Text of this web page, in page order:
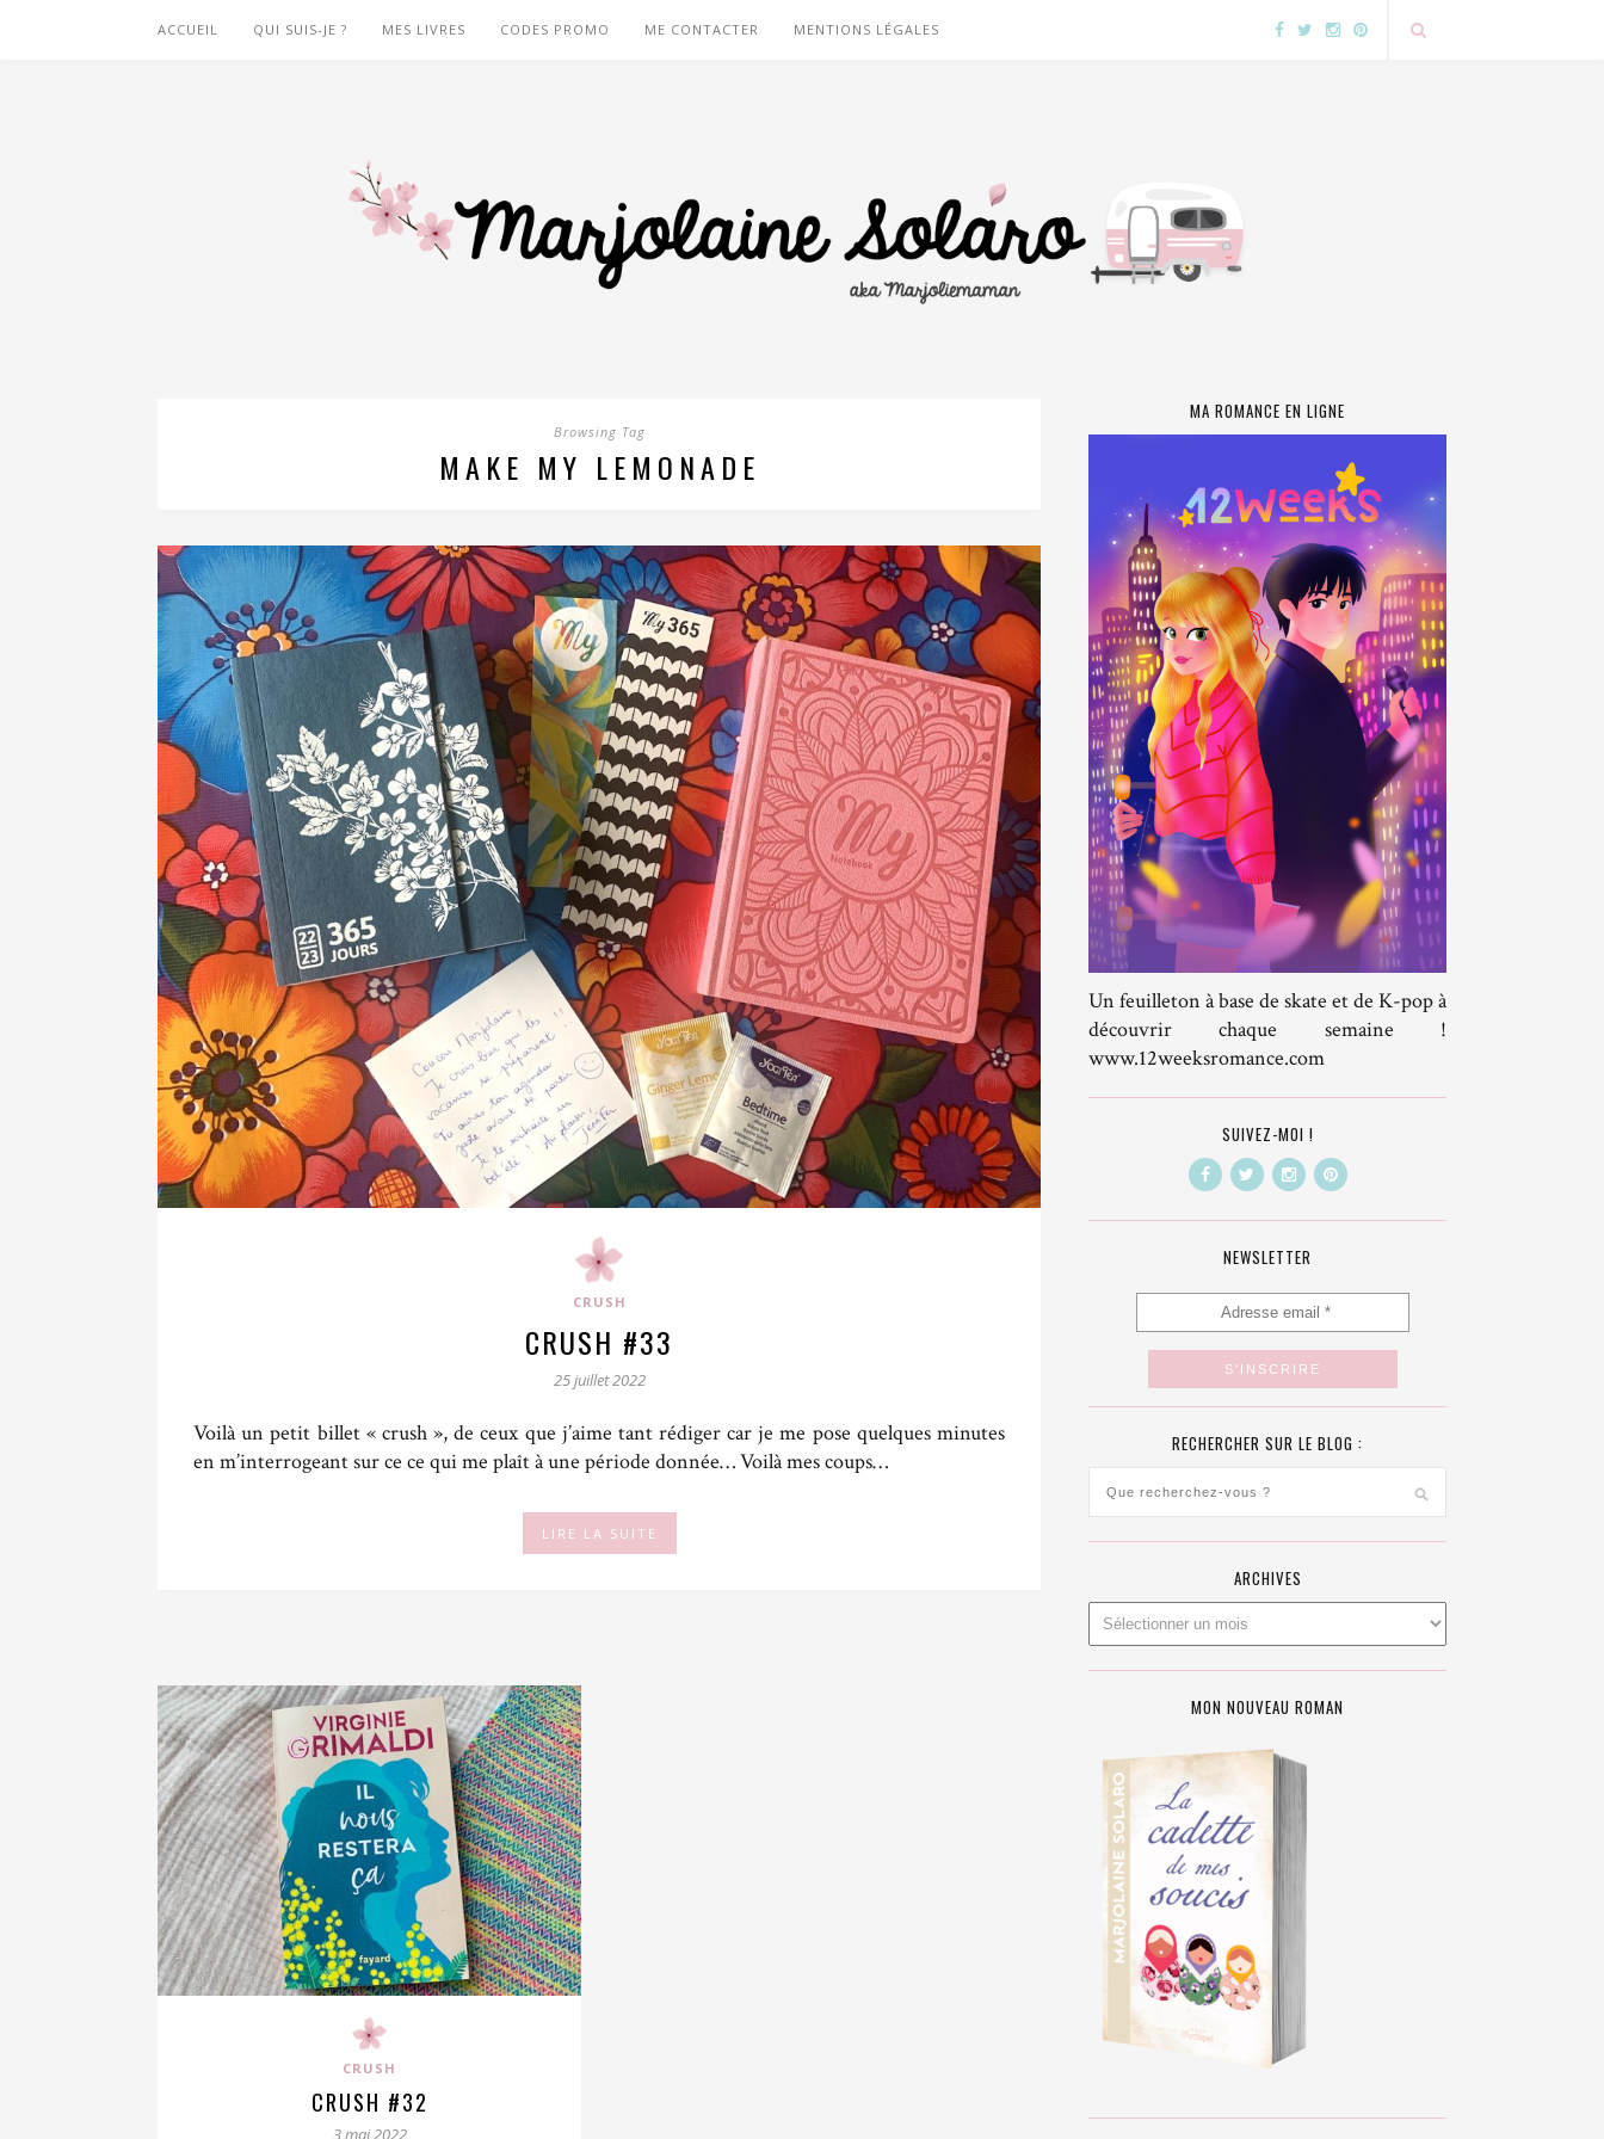
ACCUEIL QUI SUIS-JE ? MES LIVRES CODES PROMO ME CONTACTER MENTIONS LÉGALES
Browsing Tag
MAKE MY LEMONADE
CRUSH
CRUSH #33
25 juillet 2022
Voilà un petit billet « crush », de ceux que j’aime tant rédiger car je me pose quelques minutes
en m’interrogeant sur ce ce qui me plaît à une période donnée… Voilà mes coups…
LIRE LA SUITE
CRUSH
CRUSH #32
MA ROMANCE EN LIGNE
Un feuilleton à base de skate et de K-pop à
découvrir chaque semaine !
www.12weeksromance.com
SUIVEZ-MOI !
NEWSLETTER
RECHERCHER SUR LE BLOG :
ARCHIVES
MON NOUVEAU ROMAN